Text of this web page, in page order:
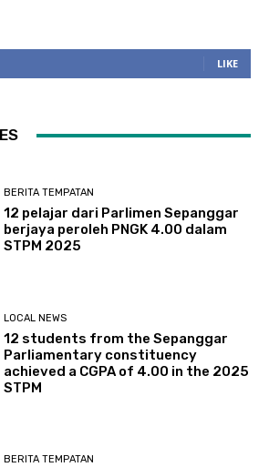
LIKE
BERITA TEMPATAN
12 pelajar dari Parlimen Sepanggar
berjaya peroleh PNGK 4.00 dalam
STPM 2025
LOCAL NEWS
12 students from the Sepanggar
Parliamentary constituency
achieved a CGPA of 4.00 in the 2025
STPM
BERITA TEMPATAN